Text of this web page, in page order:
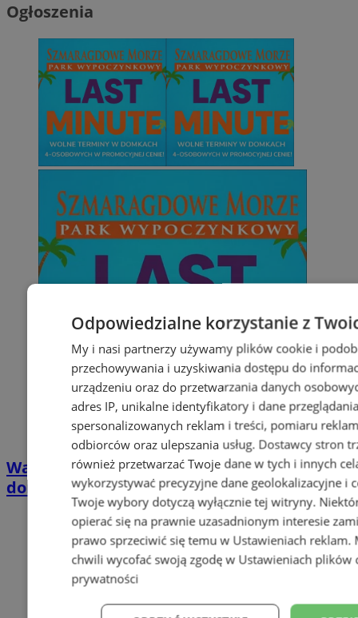
Ogłoszenia
Wakacyjny wypoczynek nad Bałtykiem w
domkach Szmaragdowe Morze
Odpowiedzialne korzystanie z
My i nasi partnerzy używamy plików cookie i
przechowywania i uzyskiwania dostępu do
urządzeniu oraz do przetwarzania danych
adres IP, unikalne identyfikatory i dane
spersonalizowanych reklam i treści, pomiaru
odbiorców oraz ulepszania usług. Dostawcy stron
również przetwarzać Twoje dane w tych i innych
wykorzystywać precyzyjne dane geolokalizacyjne i
Twoje wybory dotyczą wyłącznie tej witryny.
opierać się na prawnie uzasadnionym interesie
prawo sprzeciwić się temu w Ustawieniach reklam.
chwili wycofać swoją zgodę w Ustawieniach plików
prywatności